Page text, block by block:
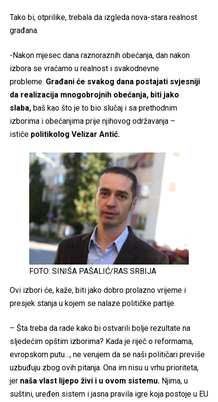
Tako bi, otprilike, trebala da izgleda nova-stara realnost
građana.
-Nakon mjesec dana raznoraznih obećanja, dan nakon
izbora se vraćamo u realnost i svakodnevne
probleme. Građani će svakog dana postajati svjesniji
da realizacija mnogobrojnih obećanja, biti jako
slaba, baš kao što je to bio slučaj i sa prethodnim
izborima i obećanjima prije njihovog održavanja –
ističe politikolog Velizar Antić.
FOTO: SINIŠA PAŠALIĆ/RAS SRBIJA
Ovi izbori će, kaže, biti jako dobro prolazno vrijeme i
presjek stanja u kojem se nalaze političke partije.
– Šta treba da rade kako bi ostvarili bolje rezultate na
sljedećim opštim izborima? Kada je riječ o reformama,
evropskom putu…, ne verujem da se naši političari previše
uzbuđuju zbog ovih pitanja. Ona im nisu u vrhu prioriteta,
jer naša vlast lijepo živi i u ovom sistemu. Njima, u
suštini, uređen sistem i jasna pravila igre koja postoje u EU